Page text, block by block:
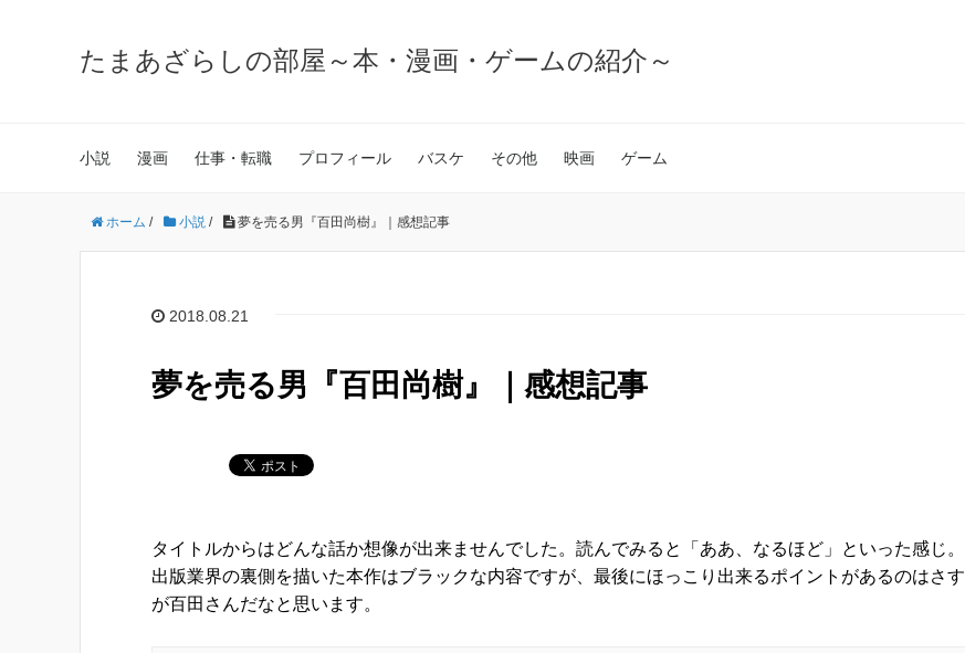
たまあざらしの部屋～本・漫画・ゲームの紹介～
小説 漫画 仕事・転職 プロフィール バスケ その他 映画 ゲーム
ホーム / 小説 / 夢を売る男『百田尚樹』｜感想記事
2018.08.21
夢を売る男『百田尚樹』｜感想記事
タイトルからはどんな話か想像が出来ませんでした。読んでみると「ああ、なるほど」といった感じ。
出版業界の裏側を描いた本作はブラックな内容ですが、最後にほっこり出来るポイントがあるのはさす
が百田さんだなと思います。